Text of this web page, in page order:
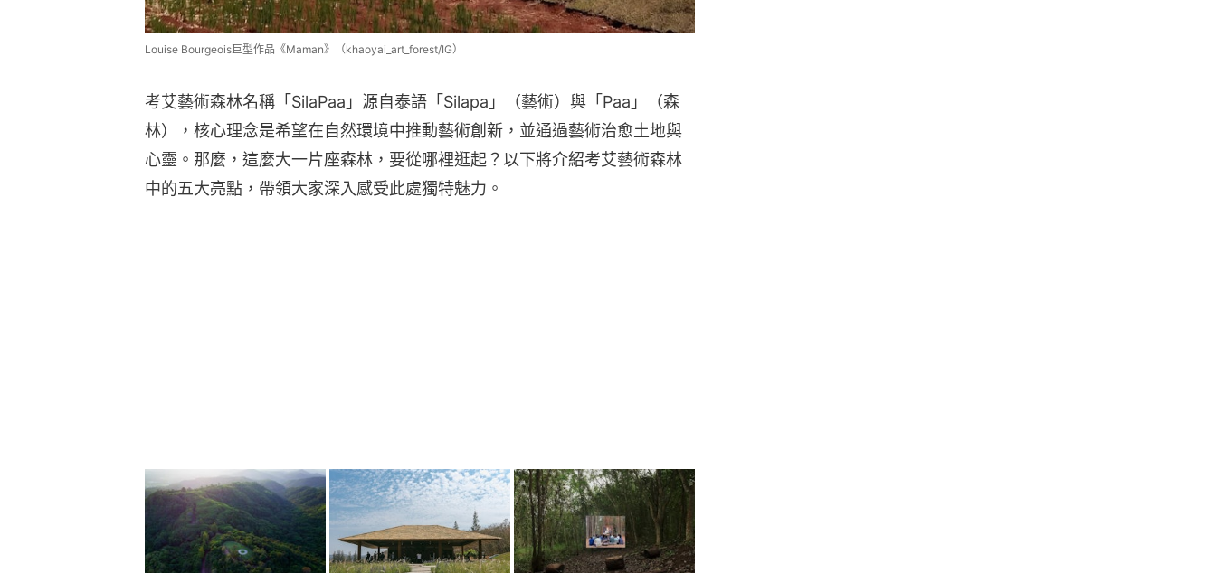
Louise Bourgeois巨型作品《Maman》（khaoyai_art_forest/IG）
考艾藝術森林名稱「SilaPaa」源自泰語「Silapa」（藝術）與「Paa」（森
林），核心理念是希望在自然環境中推動藝術創新，並通過藝術治愈土地與
心靈。那麼，這麼大一片座森林，要從哪裡逛起？以下將介紹考艾藝術森林
中的五大亮點，帶領大家深入感受此處獨特魅力。